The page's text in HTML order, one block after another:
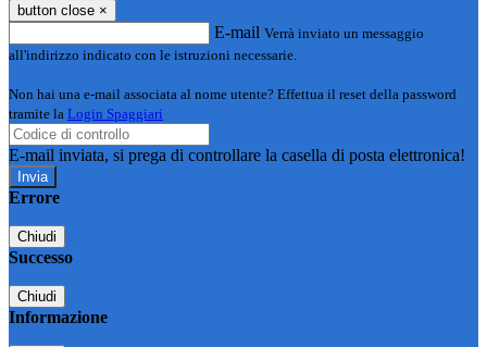
button close ×
E-mail Verrà inviato un messaggio
all'indirizzo indicato con le istruzioni necessarie.
Non hai una e-mail associata al nome utente? Effettua il reset della password
tramite la Login Spaggiari
E-mail inviata, si prega di controllare la casella di posta elettronica!
Errore
Chiudi
Successo
Chiudi
Informazione